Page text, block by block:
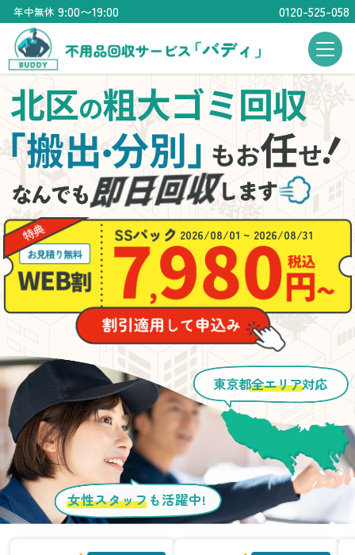
年中無休 9:00〜19:00 0120-525-058
北区の粗大ゴミ回収
搬出・分別」もお任せ
2026/08/01 ~ 2026/08/31
女性スタッフ も活躍中!
東京都全エリア対応